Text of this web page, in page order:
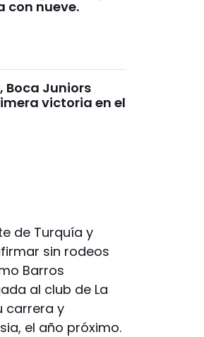
con nueve.
Boca Juniors
victoria en el
de Turquía y
sin rodeos
Barros
al club de La
carrera y
el año próximo.